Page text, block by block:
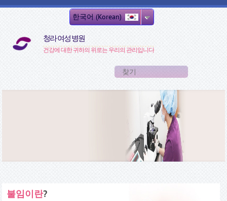
주요 콘텐츠로 건너뛰기
한국어 (Korean)
청라 여성 병원
건강에 대한 귀하의 위로는 우리의 관리입니다
검색 폼
불임이란?